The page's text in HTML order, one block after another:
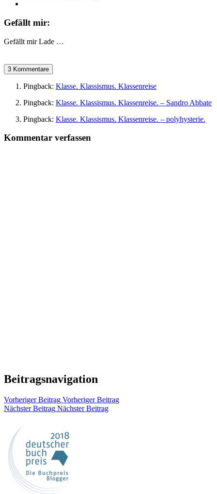
Gefällt mir:
Gefällt mir Lade …
3 Kommentare
Pingback: Klasse. Klassismus. Klassenreise
Pingback: Klasse. Klassismus. Klassenreise. – Sandro Abbate
Pingback: Klasse. Klassismus. Klassenreise. – polyhysterie.
Kommentar verfassen
Beitragsnavigation
Vorheriger Beitrag Vorheriger Beitrag
Nächster Beitrag Nächster Beitrag